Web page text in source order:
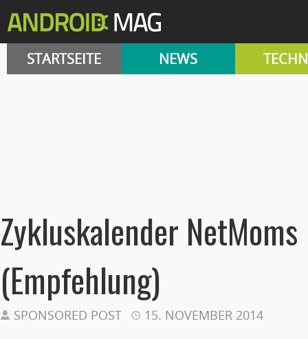
STARTSEITE NEWS
Zykluskalender NetMoms
(Empfehlung)
SPONSORED POST 15. NOVEMBER 2014